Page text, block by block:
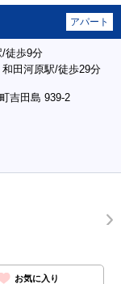
アパート
徒歩9分
田河原駅/徒歩29分
吉田島 939-2
お気に入り